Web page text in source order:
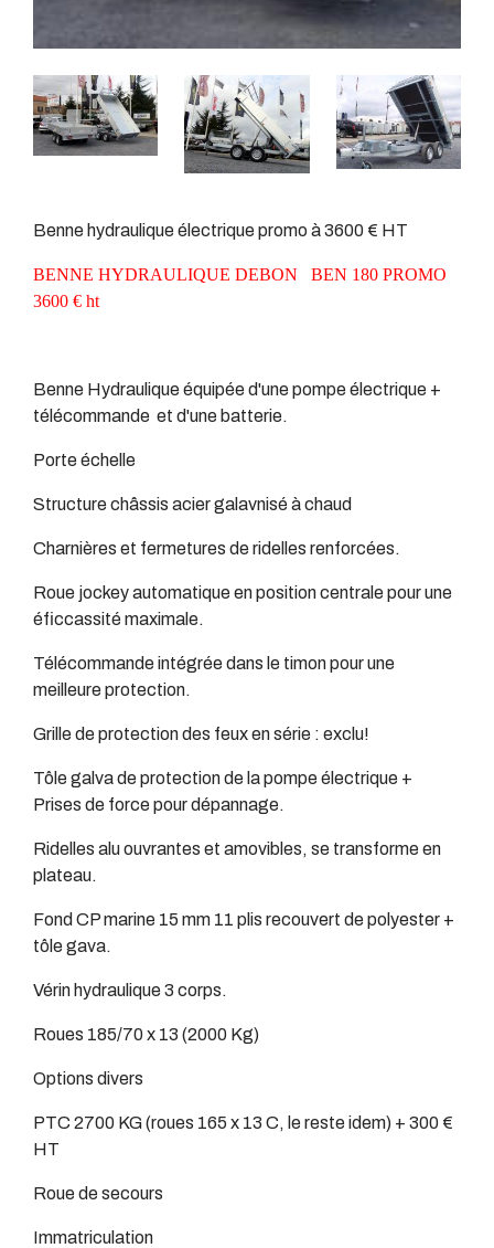
Benne hydraulique électrique promo à 3600 € HT
BENNE HYDRAULIQUE DEBON BEN 180 PROMO
3600 € ht
Benne Hydraulique équipée d'une pompe électrique +
télécommande et d'une batterie.
Porte échelle
Structure châssis acier galavnisé à chaud
Charnières et fermetures de ridelles renforcées.
Roue jockey automatique en position centrale pour une
éficcassité maximale.
Télécommande intégrée dans le timon pour une
meilleure protection.
Grille de protection des feux en série : exclu!
Tôle galva de protection de la pompe électrique +
Prises de force pour dépannage.
Ridelles alu ouvrantes et amovibles, se transforme en
plateau.
Fond CP marine 15 mm 11 plis recouvert de polyester +
tôle gava.
Vérin hydraulique 3 corps.
Roues 185/70 x 13 (2000 Kg)
Options divers
PTC 2700 KG (roues 165 x 13 C, le reste idem) + 300 €
HT
Roue de secours
Immatriculation